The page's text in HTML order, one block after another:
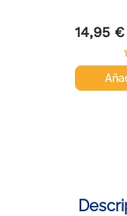
Precio
14,95 €